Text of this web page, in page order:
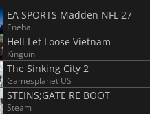
EA SPORTS Madden NFL 27
Eneba
Hell Let Loose Vietnam
Kinguin
The Sinking City 2
Gamesplanet US
STEINS;GATE RE BOOT
Steam